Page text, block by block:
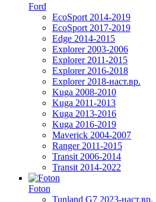
Ford
EcoSport 2014-2019
EcoSport 2017-2019
Edge 2014-2015
Explorer 2003-2006
Explorer 2011-2015
Explorer 2016-2018
Explorer 2018-наст.вр.
Kuga 2008-2010
Kuga 2011-2013
Kuga 2013-2016
Kuga 2016-2019
Maverick 2004-2007
Ranger 2011-2015
Transit 2006-2014
Transit 2014-2022
Foton
Tunland G7 2023-наст.вр.